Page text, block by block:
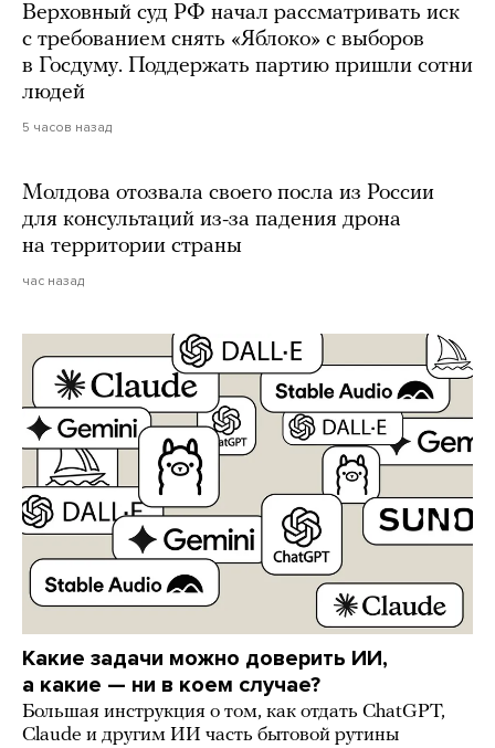
Верховный суд РФ начал рассматривать иск
с требованием снять «Яблоко» с выборов
в Госдуму. Поддержать партию пришли сотни
людей
5 часов назад
Молдова отозвала своего посла из России
для консультаций из-за падения дрона
на территории страны
час назад
Какие задачи можно доверить ИИ,
а какие — ни в коем случае?
Большая инструкция о том, как отдать ChatGPT,
Claude и другим ИИ часть бытовой рутины